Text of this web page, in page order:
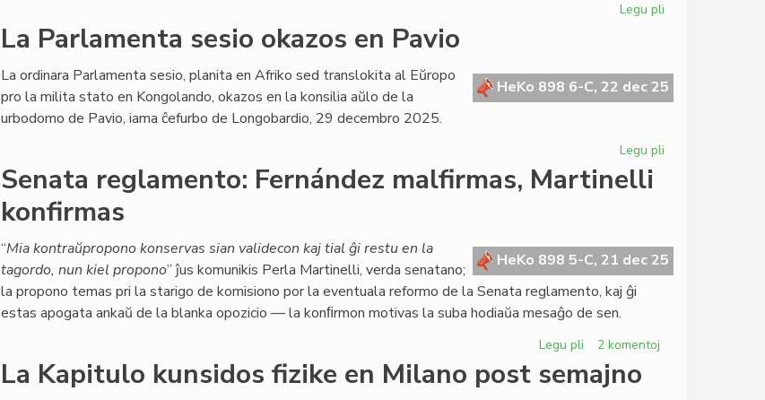
Legu pli
difinas
la
La Parlamenta sesio okazos en Pavio
HeKo 898 6-C, 22 dec 25
La ordinara Parlamenta sesio, planita en Afriko sed translokita al Eŭropo
pro la milita stato en Kongolando, okazos en la konsilia aŭlo de la
urbodomo de Pavio, iama ĉefurbo de Longobardio, 29 decembro 2025.
Legu pli
en
Pavio
Senata reglamento: Fernández malfirmas, Martinelli
konfirmas
HeKo 898 5-C, 21 dec 25
“Mia kontraŭpropono konservas sian validecon kaj tial ĝi restu en la
tagordo, nun kiel propono” ĵus komunikis Perla Martinelli, verda senatano;
la propono temas pri la starigo de komisiono por la eventuala reformo de la Senata reglamento, kaj ĝi
estas apogata ankaŭ de la blanka opozicio — la konﬁrmon motivas la suba hodiaŭa mesaĝo de sen.
Legu pli
Senata
reglamento:
2 komentoj
La Kapitulo kunsidos fizike en Milano post semajno